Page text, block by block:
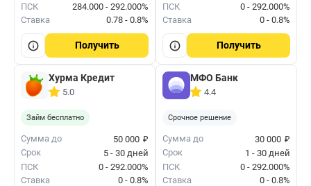
ПСК
284.000 - 292.000%
Ставка
0.78 - 0.8%
Получить
ПСК
0 - 292.000%
Ставка
0 - 0.8%
Получить
Хурма Кредит
5.0
Займ бесплатно
Сумма до 50 000 ₽
Срок
5 - 30 дней
ПСК
0 - 292.000%
Ставка
0 - 0.8%
МФО Банк
4.4
Срочное решение
Сумма до 30 000 ₽
Срок
1 - 30 дней
ПСК
0 - 292.000%
Ставка
0 - 0.8%